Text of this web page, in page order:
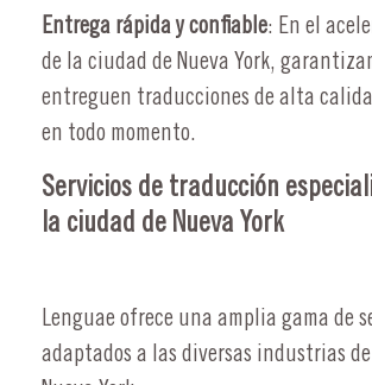
Entrega rápida y confiable: En el
de la ciudad de Nueva York,
entreguen traducciones de alta
en todo momento.
Servicios de traducción
la ciudad de Nueva York
Lenguae ofrece una amplia gama de
adaptados a las diversas industrias